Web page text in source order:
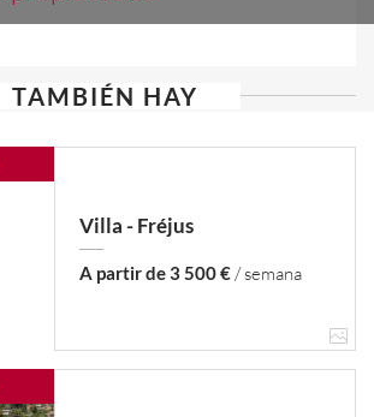
TAMBIÉN HAY
Villa - Fréjus
A partir de 3 500 €/ semana